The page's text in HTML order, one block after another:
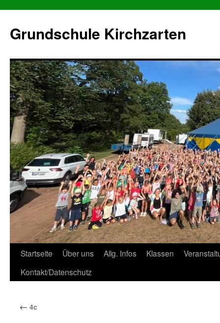
Grundschule Kirchzarten
Zum
Inhalt
Startseite Über uns Allg. Infos Klassen
Kontakt/Datenschutz
← 4c